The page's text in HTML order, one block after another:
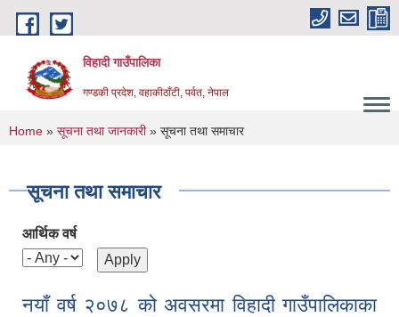
Skip to main content
विहादी गाउँपालिका
गण्डकी प्रदेश, वहाकीठाँटी, पर्वत, नेपाल
You are here
Home » सूचना तथा जानकारी» सूचना तथा समाचार
सूचना तथा समाचार
आर्थिक वर्ष
नयाँ वर्ष २०७८ को अवसरमा विहादी गाउँपालिकाका